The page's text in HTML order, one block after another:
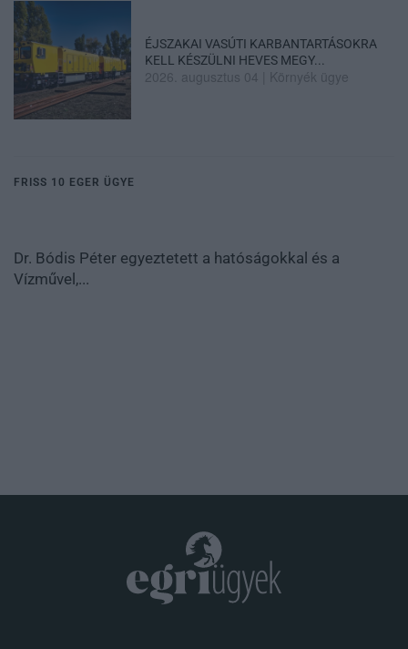
ÉJSZAKAI VASÚTI KARBANTARTÁSOKRA
KELL KÉSZÜLNI HEVES MEGY...
2026. augusztus 04 Környék ügye
FRISS 10 EGER ÜGYE
Dr. Bódis Péter egyeztetett a hatóságokkal és a
Vízművel,...